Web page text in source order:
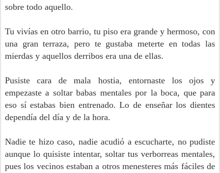
sobre todo aquello.
Tu vivías en otro barrio, tu piso era grande y hermoso, con
una gran terraza, pero te gustaba meterte en todas las
mierdas y aquellos derribos era una de ellas.
Pusiste cara de mala hostia, entornaste los ojos y
empezaste a soltar babas mentales por la boca, que para
eso sí estabas bien entrenado. Lo de enseñar los dientes
dependía del día y de la hora.
Nadie te hizo caso, nadie acudió a escucharte, no pudiste
aunque lo quisiste intentar, soltar tus verborreas mentales,
pues los vecinos estaban a otros menesteres más fáciles de